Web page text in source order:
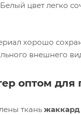
цвет легко
хорошо
внешнего
оптом для
ткань жаккард